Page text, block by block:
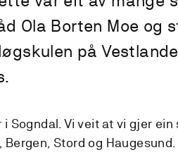
Ola Borten Moe og
på
Sogndal. Vi veit at vi gjer
Stord og Haugesund.